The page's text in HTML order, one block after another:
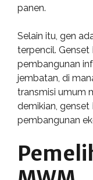
panen.
Selain itu, gen
terpencil.
pembangunan
jembatan, di
transmisi umum
demikian,
pembangunan